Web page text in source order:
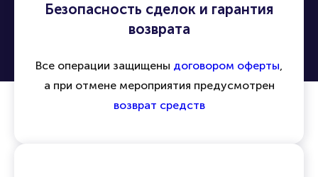
Безопасность сделок и гарантия
возврата
Все операции защищены договором оферты,
а при отмене мероприятия предусмотрен
возврат средств